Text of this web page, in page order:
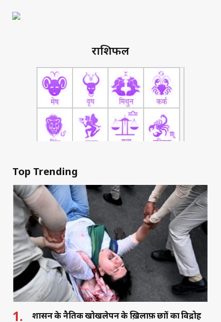
राशिफल
Top Trending
शासन के नैतिक खोखलेपन के ख़िलाफ़ छात्रों का विद्रोह